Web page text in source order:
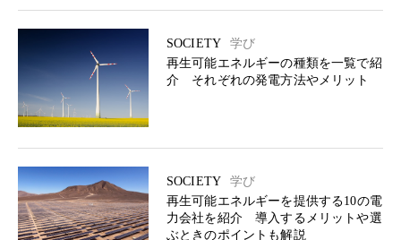
SOCIETY
学び
再生可能エネルギーの種類を一覧で紹
介 それぞれの発電方法やメリット
SOCIETY
学び
再生可能エネルギーを提供する10の電
力会社を紹介 導入するメリットや選
ぶときのポイントも解説